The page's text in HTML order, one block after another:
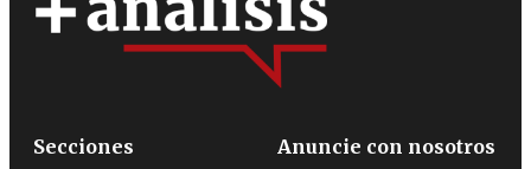
Secciones
Anuncie con nosotros